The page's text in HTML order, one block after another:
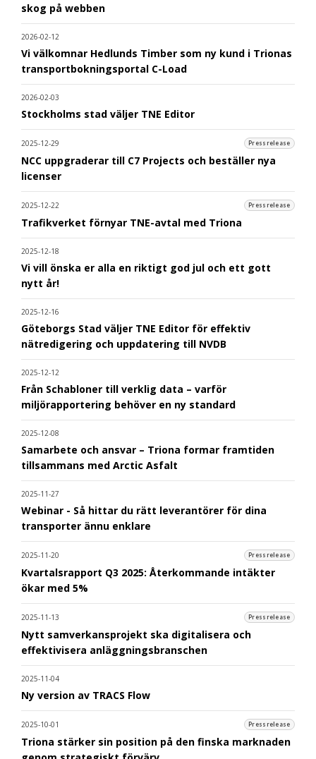
skog på webben
2026-02-12
Vi välkomnar Hedlunds Timber som ny kund i Trionas
transportbokningsportal C-Load
2026-02-03
Stockholms stad väljer TNE Editor
2025-12-29 Pressrelease
NCC uppgraderar till C7 Projects och beställer nya
licenser
2025-12-22 Pressrelease
Trafikverket förnyar TNE-avtal med Triona
2025-12-18
Vi vill önska er alla en riktigt god jul och ett gott
nytt år!
2025-12-16
Göteborgs Stad väljer TNE Editor för effektiv
nätredigering och uppdatering till NVDB
2025-12-12
Från Schabloner till verklig data – varför
miljörapportering behöver en ny standard
2025-12-08
Samarbete och ansvar – Triona formar framtiden
tillsammans med Arctic Asfalt
2025-11-27
Webinar - Så hittar du rätt leverantörer för dina
transporter ännu enklare
2025-11-20 Pressrelease
Kvartalsrapport Q3 2025: Återkommande intäkter
ökar med 5%
2025-11-13 Pressrelease
Nytt samverkansprojekt ska digitalisera och
effektivisera anläggningsbranschen
2025-11-04
Ny version av TRACS Flow
2025-10-01 Pressrelease
Triona stärker sin position på den finska marknaden